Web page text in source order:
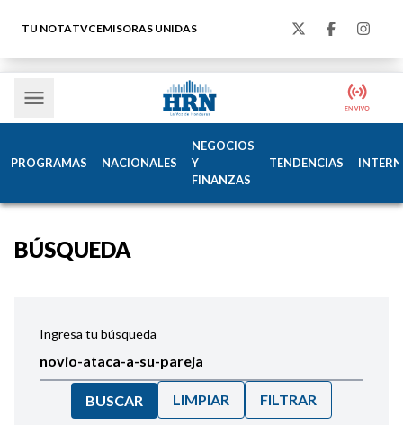
TU NOTATVCEMISORAS UNIDAS
PROGRAMAS NACIONALES
NEGOCIOS
Y
FINANZAS
TENDENCIAS
BÚSQUEDA
Ingresa tu búsqueda
BUSCAR LIMPIAR FILTRAR